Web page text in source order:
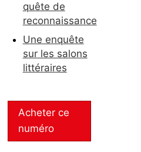
quête de
reconnaissance
Une enquête
sur les salons
littéraires
Acheter ce
numéro